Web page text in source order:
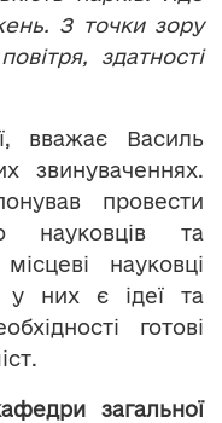
З точки зору
здатності
вважає Василь
звинуваченнях.
провести
науковців та
науковці
у них є ідеї та
готові
загальної